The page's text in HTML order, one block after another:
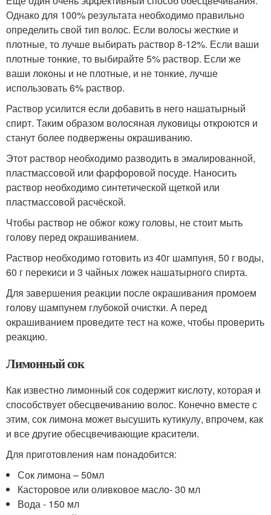
Однако для 100% результата необходимо правильно
определить свой тип волос. Если волосы жесткие и
плотные, то лучше выбирать раствор 8-12%. Если ваши
плотные тонкие, то выбирайте 5% раствор. Если же
ваши локоны и не плотные, и не тонкие, лучше
использовать 6% раствор.
Раствор усилится если добавить в него нашатырный
спирт. Таким образом волосяная луковицы откроются и
станут более подвержены окрашиванию.
Этот раствор необходимо разводить в эмалированной,
пластмассовой или фарфоровой посуде. Наносить
раствор необходимо синтетической щеткой или
пластмассовой расчёской.
Чтобы раствор не обжог кожу головы, не стоит мыть
голову перед окрашиванием.
Раствор необходимо готовить из 40г шампуня, 50 г воды,
60 г перекиси и 3 чайных ложек нашатырного спирта.
Для завершения реакции после окрашивания промоем
голову шампунем глубокой очистки. А перед
окрашиванием проведите тест на коже, чтобы проверить
реакцию.
Лимонный сок
Как известно лимонный сок содержит кислоту, которая и
способствует обесцвечиванию волос. Конечно вместе с
этим, сок лимона может высушить кутикулу, впрочем, как
и все другие обесцвечивающие красители.
Для приготовления нам понадобится:
Сок лимона – 50мл
Касторовое или оливковое масло- 30 мл
Вода - 150 мл